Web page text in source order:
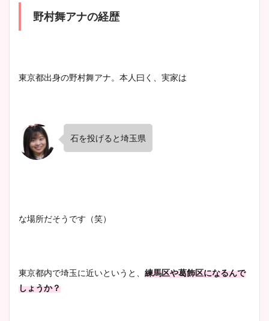
野村舞アナの経歴
東京都出身の野村舞アナ。本人曰く、実家は
石を投げると埼玉県
な場所だそうです（笑）
東京都内で埼玉に近いというと、 練馬区や葛飾区になるんで
しょうか？